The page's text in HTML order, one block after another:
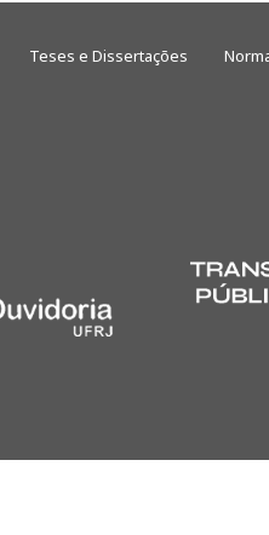
Teses e Dissertações